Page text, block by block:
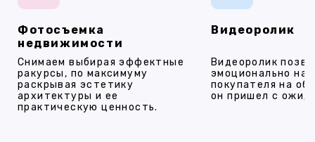
Фотосъемка
недвижимости
Снимаем выбирая эффектные
ракурсы, по максимуму
раскрывая эстетику
архитектуры и ее
практическую ценность.
Видеоролик
Видеоролик
эмоционально
покупателя на
он пришел с